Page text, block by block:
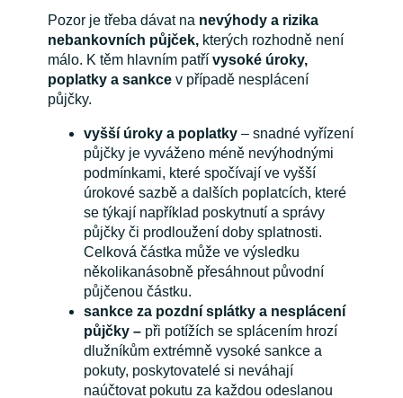
Pozor je třeba dávat na nevýhody a rizika
nebankovních půjček, kterých rozhodně není
málo. K těm hlavním patří vysoké úroky,
poplatky a sankce v případě nesplácení
půjčky.
vyšší úroky a poplatky– snadné vyřízení
půjčky je vyváženo méně nevýhodnými
podmínkami, které spočívají ve vyšší
úrokové sazbě a dalších poplatcích, které
se týkají například poskytnutí a správy
půjčky či prodloužení doby splatnosti.
Celková částka může ve výsledku
několikanásobně přesáhnout původní
půjčenou částku.
sankce za pozdní splátky a nesplácení
půjčky – při potížích se splácením hrozí
dlužníkům extrémně vysoké sankce a
pokuty, poskytovatelé si neváhají
naúčtovat pokutu za každou odeslanou